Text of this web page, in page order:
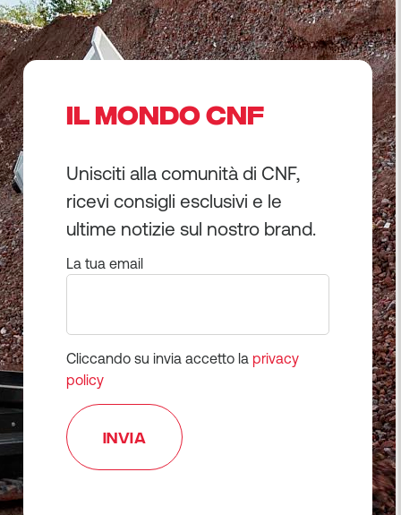
IL MONDO CNF
Unisciti alla comunità di CNF,
ricevi consigli esclusivi e le
ultime notizie sul nostro brand.
La tua email
Cliccando su invia accetto la privacy
policy